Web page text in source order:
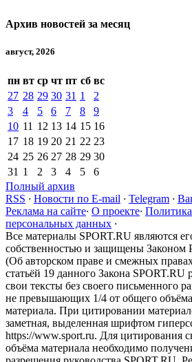
Архив новостей за месяц
август, 2026
пн вт ср чт пт сб вс
27 28 29 30 31 1
2
3
4 5 6 7 8
9
10 11 12 13 14 15 16
17 18 19 20 21 22 23
24 25 26 27 28 29 30
31 1 2 3 4 5
6
Полный архив
RSS · Новости по E-mail · Telegram ·
Реклама на сайте· О проекте·
персональных данных ·
Все материалы SPORT.RU являются
собственностью и защищены Законом
(Об авторском праве и смежных
статьёй 19 данного Закона SPORT.RU
свои тексты без своего письменного
не превышающих 1/4 от общего
материала. При цитировании
заметная, выделенная шрифтом
https://www.sport.ru. Для цитирования
объёма материала необходимо